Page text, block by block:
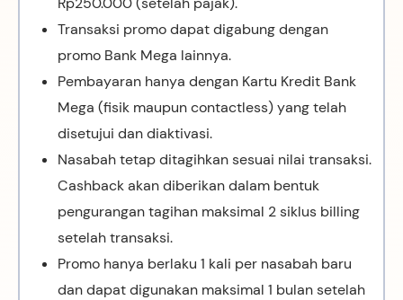
Transaksi promo dapat digabung dengan
promo Bank Mega lainnya.
Pembayaran hanya dengan Kartu Kredit Bank
Mega (fisik maupun contactless) yang telah
disetujui dan diaktivasi.
Nasabah tetap ditagihkan sesuai nilai transaksi.
Cashback akan diberikan dalam bentuk
pengurangan tagihan maksimal 2 siklus billing
setelah transaksi.
Promo hanya berlaku 1 kali per nasabah baru
dan dapat digunakan maksimal 1 bulan setelah